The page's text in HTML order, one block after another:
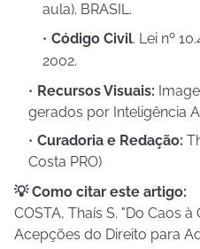
aula). BRASIL.
Código Civil. Lei nº
2002.
Recursos Visuais:
gerados por Inteligência
Curadoria e Redação:
Costa PRO)
💡 Como citar este artigo:
COSTA, Thaís S. "Do Caos
Acepções do Direito para